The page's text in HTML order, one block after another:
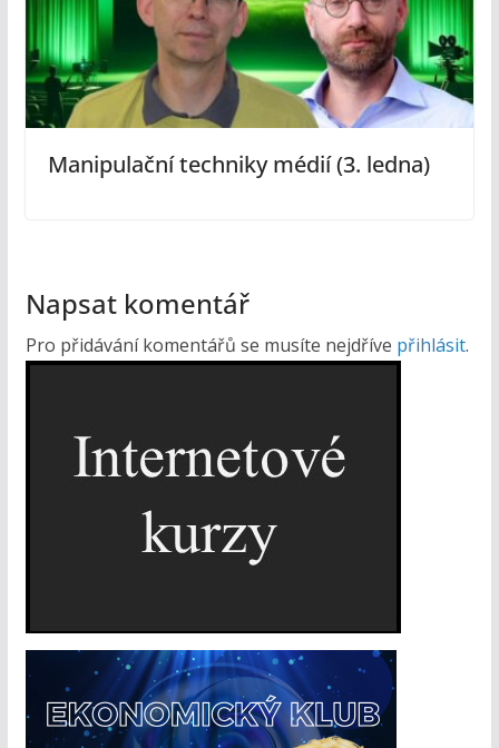
Manipulační techniky médií (3. ledna)
Napsat komentář
Pro přidávání komentářů se musíte nejdříve přihlásit.